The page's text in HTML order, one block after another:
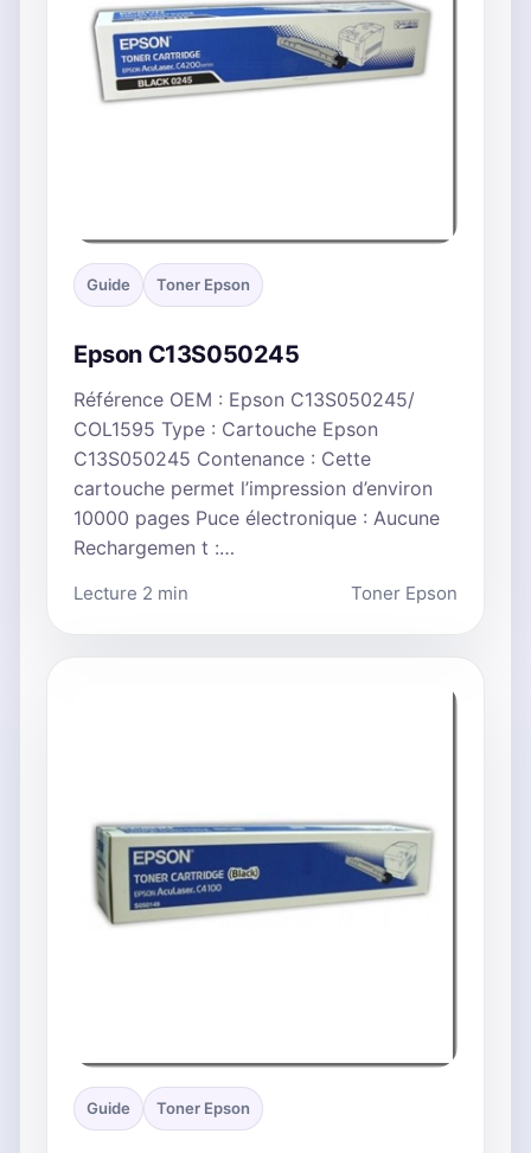
Guide Toner Epson
Epson C13S050245
Référence OEM : Epson C13S050245/
COL1595 Type : Cartouche Epson
C13S050245 Contenance : Cette
cartouche permet l’impression d’environ
10000 pages Puce électronique : Aucune
Rechargemen t :…
Lecture 2 min Toner Epson
Guide Toner Epson